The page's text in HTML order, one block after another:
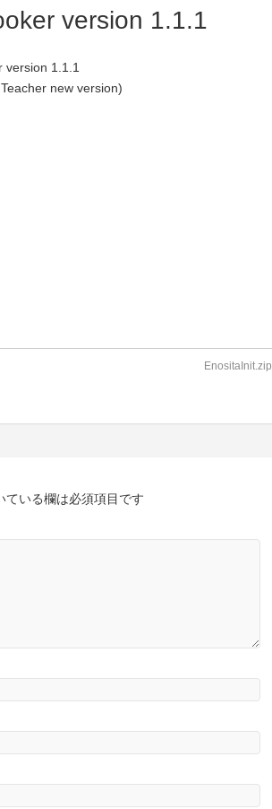
version 1.1.1
version 1.1.1
new version)
EnositaInit.zip
ている欄は必須項目です